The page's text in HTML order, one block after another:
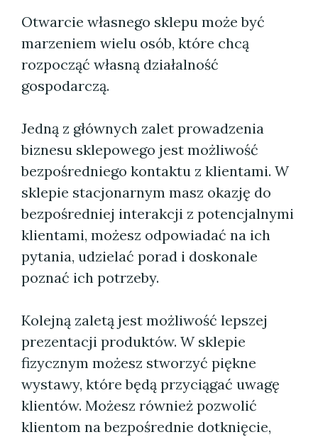
Otwarcie własnego sklepu może być
marzeniem wielu osób, które chcą
rozpocząć własną działalność
gospodarczą.
Jedną z głównych zalet prowadzenia
biznesu sklepowego jest możliwość
bezpośredniego kontaktu z klientami. W
sklepie stacjonarnym masz okazję do
bezpośredniej interakcji z potencjalnymi
klientami, możesz odpowiadać na ich
pytania, udzielać porad i doskonale
poznać ich potrzeby.
Kolejną zaletą jest możliwość lepszej
prezentacji produktów. W sklepie
fizycznym możesz stworzyć piękne
wystawy, które będą przyciągać uwagę
klientów. Możesz również pozwolić
klientom na bezpośrednie dotknięcie,